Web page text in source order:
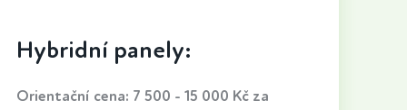
Hybridní panely:
Orientační cena: 7 500 - 15 000 Kč za